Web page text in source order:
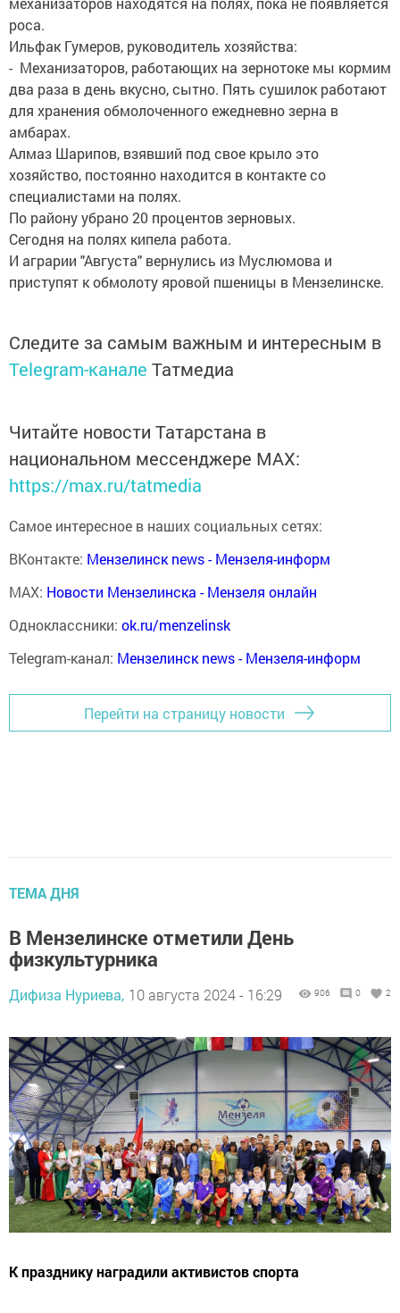
роса.
Ильфак Гумеров, руководитель хозяйства:
- Механизаторов, работающих на зернотоке мы кормим
два раза в день вкусно, сытно. Пять сушилок работают
для хранения обмолоченного ежедневно зерна в
амбарах.
Алмаз Шарипов, взявший под свое крыло это
хозяйство, постоянно находится в контакте со
специалистами на полях.
По району убрано 20 процентов зерновых.
Сегодня на полях кипела работа.
И аграрии "Августа" вернулись из Муслюмова и
приступят к обмолоту яровой пшеницы в Мензелинске.
Следите за самым важным и интересным в
Telegram-канале Татмедиа
Читайте новости Татарстана в
национальном мессенджере MАХ:
https://max.ru/tatmedia
Самое интересное в наших социальных сетях:
ВКонтакте: Мензелинск news - Мензеля-информ
MAX: Новости Мензелинска - Мензеля онлайн
Одноклассники: ok.ru/menzelinsk
Telegram-канал: Мензелинск news - Мензеля-информ
Перейти на страницу новости
ТЕМА ДНЯ
В Мензелинске отметили День
физкультурника
Дифиза Нуриева, 10 августа 2024 - 16:29 906 0 2
К празднику наградили активистов спорта